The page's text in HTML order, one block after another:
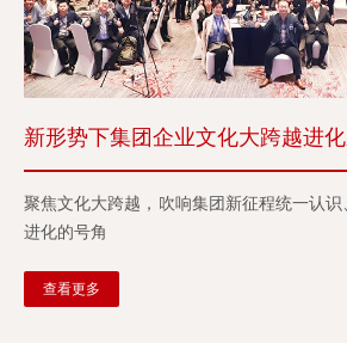
新形势下集团企业文化大跨越进
聚焦文化大跨越，吹响集团新征程统一认
进化的号角
查看更多